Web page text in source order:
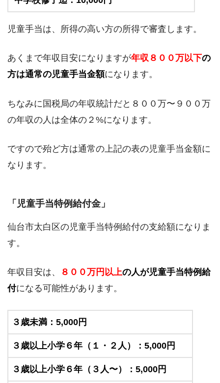
児童手当は、所得の高い方の所得で審査します。
あくまで年収目安になりますが年収８００万以下の
方は通常の児童手当金額になります。
ちなみに国税局の年収統計だと８００万〜９００万
の年収の人は全体の２%になります。
ですので殆ど方は通常の上記の表の児童手当金額に
なります。
「児童手当特例給付金」
仙台市太白区の児童手当特例給付の支給額になりま
す。
年収目安は、 ８００万円以上の人が児童手当特例給
付になる可能性があります。
３歳未満：5,000円
３歳以上小学６年（１・２人）：5,000円
３歳以上小学６年（３人〜）：5,000円